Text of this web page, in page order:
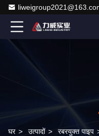
घर > उत्पादों > रबरयुक्त पाइप